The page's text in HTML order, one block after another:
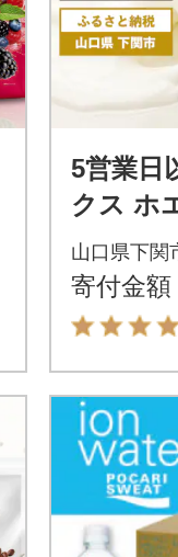
5営業日
クス ホ
ン ヨー
g IY001-
山口県下関
寄付金額